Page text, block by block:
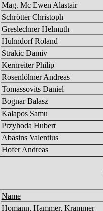
Mag. Mc Ewen Alastair
Schrötter Christoph
Greslechner Helmuth
Huhndorf Roland
Strakic Damiv
Kernreiter Philip
Rosenlöhner Andreas
Tomassovits Daniel
Bognar Balasz
Kalapos Samu
Przyhoda Hubert
Abasins Valentius
Hofer Andreas
Name
Homann, Hammer, Krammer